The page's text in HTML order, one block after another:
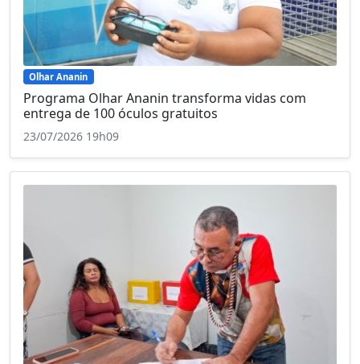
Olhar Ananin
Programa Olhar Ananin transforma vidas com
entrega de 100 óculos gratuitos
23/07/2026 19h09